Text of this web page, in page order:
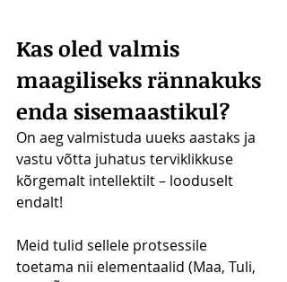
Kas oled valmis
maagiliseks rännakuks
enda sisemaastikul?
On aeg valmistuda uueks aastaks ja
vastu võtta juhatus terviklikkuse
kõrgemalt intellektilt – looduselt
endalt!
Meid tulid sellele protsessile
toetama nii elementaalid (Maa, Tuli,